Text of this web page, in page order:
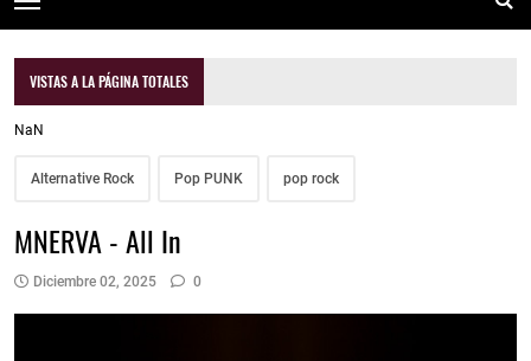
VISTAS A LA PÁGINA TOTALES
NaN
Alternative Rock Pop PUNK pop rock
MNERVA - All In
Diciembre 02, 2025 0